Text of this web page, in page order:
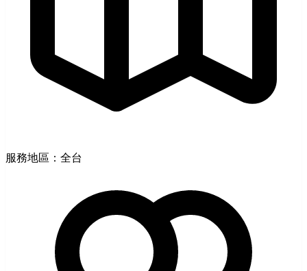
服務地區：全台